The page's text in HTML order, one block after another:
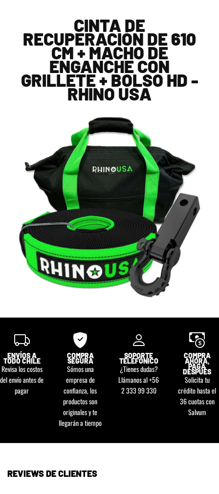
CINTA DE
RECUPERACIÓN DE 610
CM + MACHO DE
ENGANCHE CON
GRILLETE + BOLSO HD -
RHINO USA
ENVÍOS A
TODO CHILE
Revisa los costos
del envío antes de
pagar
COMPRA
SEGURA
Sómos una
empresa de
confianza, los
productos son
originales y te
llegarán a tiempo
SOPORTE
TELEFÓNICO
¿Tienes dudas?
Llámanos al +56
2 333 99 330
COMPRA
AHORA,
PAGA
DESPUÉS
Solicita tu
crédito hasta el
36 cuotas con
Salvum
REVIEWS DE CLIENTES